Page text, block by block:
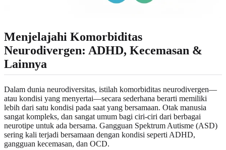
Menjelajahi Komorbiditas
Neurodivergen: ADHD, Kecemasan &
Lainnya
Dalam dunia neurodiversitas, istilah komorbiditas neurodivergen—
atau kondisi yang menyertai—secara sederhana berarti memiliki
lebih dari satu kondisi pada saat yang bersamaan. Otak manusia
sangat kompleks, dan sangat umum bagi ciri-ciri dari berbagai
neurotipe untuk ada bersama. Gangguan Spektrum Autisme (ASD)
sering kali terjadi bersamaan dengan kondisi seperti ADHD,
gangguan kecemasan, dan OCD.